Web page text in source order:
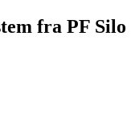
fra PF Silo